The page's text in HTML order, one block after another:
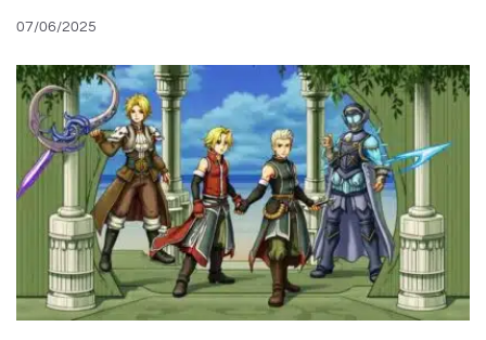
07/06/2025